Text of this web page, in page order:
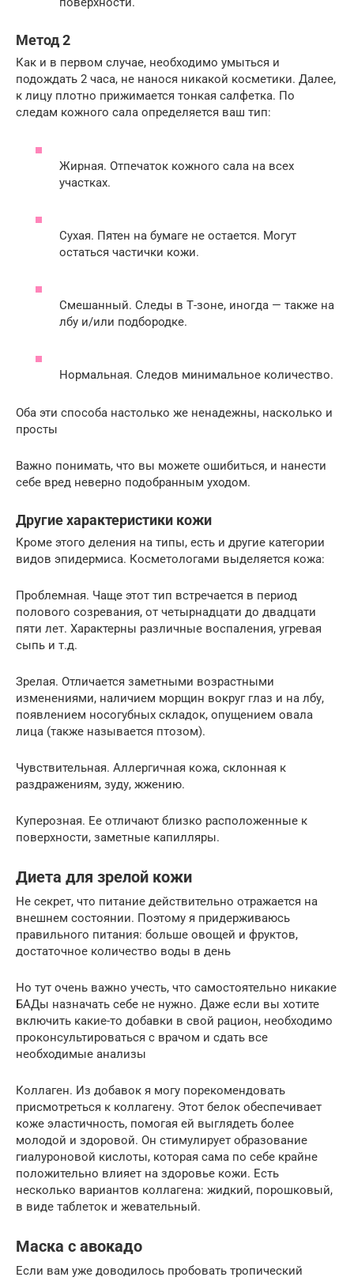
Метод 2
Как и в первом случае, необходимо умыться и
подождать 2 часа, не нанося никакой косметики. Далее,
к лицу плотно прижимается тонкая салфетка. По
следам кожного сала определяется ваш тип:
Жирная. Отпечаток кожного сала на всех
участках.
Сухая. Пятен на бумаге не остается. Могут
остаться частички кожи.
Смешанный. Следы в Т-зоне, иногда — также на
лбу и/или подбородке.
Нормальная. Следов минимальное количество.
Оба эти способа настолько же ненадежны, насколько и
просты
Важно понимать, что вы можете ошибиться, и нанести
себе вред неверно подобранным уходом.
Другие характеристики кожи
Кроме этого деления на типы, есть и другие категории
видов эпидермиса. Косметологами выделяется кожа:
Проблемная. Чаще этот тип встречается в период
полового созревания, от четырнадцати до двадцати
пяти лет. Характерны различные воспаления, угревая
сыпь и т.д.
Зрелая. Отличается заметными возрастными
изменениями, наличием морщин вокруг глаз и на лбу,
появлением носогубных складок, опущением овала
лица (также называется птозом).
Чувствительная. Аллергичная кожа, склонная к
раздражениям, зуду, жжению.
Куперозная. Ее отличают близко расположенные к
поверхности, заметные капилляры.
Диета для зрелой кожи
Не секрет, что питание действительно отражается на
внешнем состоянии. Поэтому я придерживаюсь
правильного питания: больше овощей и фруктов,
достаточное количество воды в день
Но тут очень важно учесть, что самостоятельно никакие
БАДы назначать себе не нужно. Даже если вы хотите
включить какие-то добавки в свой рацион, необходимо
проконсультироваться с врачом и сдать все
необходимые анализы
Коллаген. Из добавок я могу порекомендовать
присмотреться к коллагену. Этот белок обеспечивает
коже эластичность, помогая ей выглядеть более
молодой и здоровой. Он стимулирует образование
гиалуроновой кислоты, которая сама по себе крайне
положительно влияет на здоровье кожи. Есть
несколько вариантов коллагена: жидкий, порошковый,
в виде таблеток и жевательный.
Маска с авокадо
Если вам уже доводилось пробовать тропический